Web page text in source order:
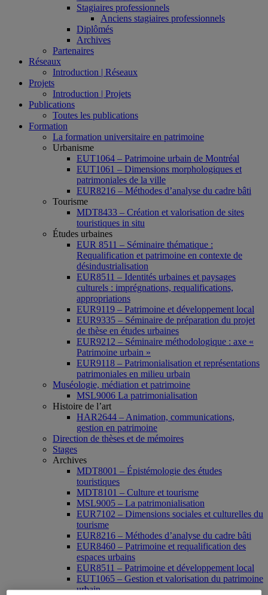
Stagiaires professionnels
Anciens stagiaires professionnels
Diplômés
Archives
Partenaires
Réseaux
Introduction | Réseaux
Projets
Introduction | Projets
Publications
Toutes les publications
Formation
La formation universitaire en patrimoine
Urbanisme
EUT1064 – Patrimoine urbain de Montréal
EUT1061 – Dimensions morphologiques et
patrimoniales de la ville
EUR8216 – Méthodes d’analyse du cadre bâti
Tourisme
MDT8433 – Création et valorisation de sites
touristiques in situ
Études urbaines
EUR 8511 – Séminaire thématique :
Requalification et patrimoine en contexte de
désindustrialisation
EUR8511 – Identités urbaines et paysages
culturels : imprégnations, requalifications,
appropriations
EUR9119 – Patrimoine et développement local
EUR9335 – Séminaire de préparation du projet
de thèse en études urbaines
EUR9212 – Séminaire méthodologique : axe «
Patrimoine urbain »
EUR9118 – Patrimonialisation et représentations
patrimoniales en milieu urbain
Muséologie, médiation et patrimoine
MSL9006 La patrimonialisation
Histoire de l’art
HAR2644 – Animation, communications,
gestion en patrimoine
Direction de thèses et de mémoires
Stages
Archives
MDT8001 – Épistémologie des études
touristiques
MDT8101 – Culture et tourisme
MSL9005 – La patrimonialisation
EUR7102 – Dimensions sociales et culturelles du
tourisme
EUR8216 – Méthodes d’analyse du cadre bâti
EUR8460 – Patrimoine et requalification des
espaces urbains
EUR8511 – Patrimoine et développement local
EUT1065 – Gestion et valorisation du patrimoine
urbain